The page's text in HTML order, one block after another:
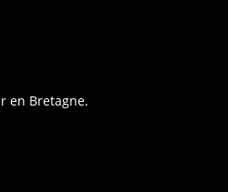
en Bretagne.